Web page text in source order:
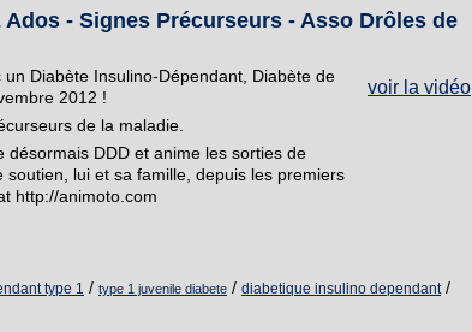
- Signes Précurseurs - Asso Drôles de
voir la vidéo
Diabète Insulino-Dépendant, Diabète de
2012 !
de la maladie.
désormais DDD et anime les sorties de
soutien, lui et sa famille, depuis les premiers
http://animoto.com
type 1 / type 1 juvenile diabete / diabetique insulino dependant/